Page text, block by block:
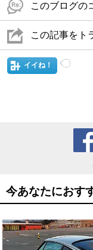
このブログの
この記事をト
イイね！
今あなたにおす